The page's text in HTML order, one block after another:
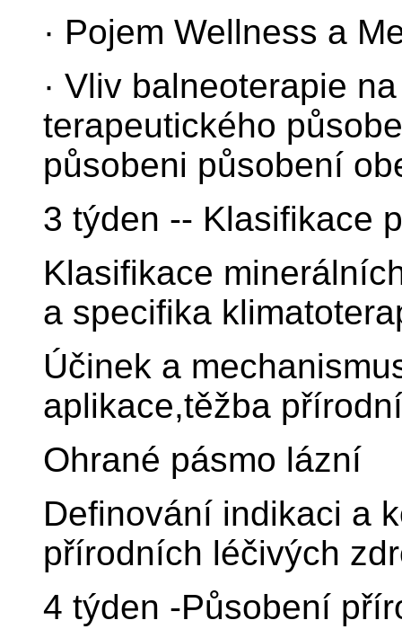
· Pojem Wellness a
· Vliv balneoterapie
terapeutického
působeni působení
3 týden -- Klasifikace
Klasifikace
a specifika
Účinek a
aplikace,těžba
Ohrané pásmo lázní
Definování indikaci a
přírodních léčivých
4 týden -Působení